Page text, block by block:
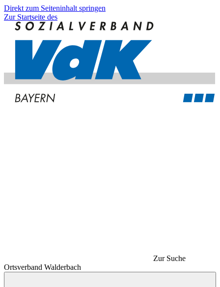
Direkt zum Seiteninhalt springen
Zur Startseite des
Zur Suche
Ortsverband Walderbach